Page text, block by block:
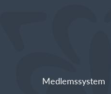
Medlemssystem